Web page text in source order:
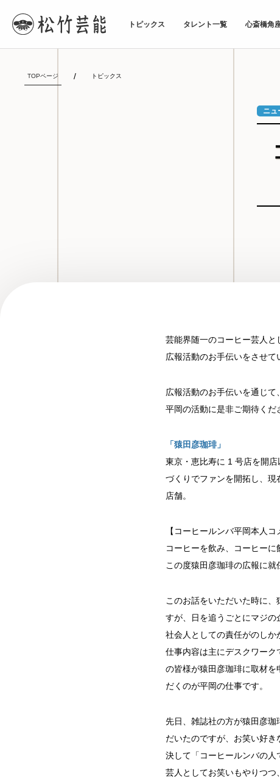
トピックス タレント一覧 心斎橋角
TOPページ トピックス
ニュ
芸能界随一のコーヒー芸人と
広報活動のお手伝いをさせて
広報活動のお手伝いを通じ
平岡の活動に是非ご期待くだ
「猿田彦珈琲」
東京・恵比寿に 1 号店を開
づくりでファンを開拓し、
店舗。
【コーヒールンバ平岡本人コ
コーヒーを飲み、コーヒーに
この度猿田彦珈琲の広報に就
このお話をいただいた時に
すが、日を追うごとにマジの
社会人としての責任がのしか
仕事内容は主にデスクワー
の皆様が猿田彦珈琲に取材
だくのが平岡の仕事です。
先日、雑誌社の方が猿田彦
だいたのですが、お笑い好
決して「コーヒールンバの人
芸人としてお笑いもやりつ